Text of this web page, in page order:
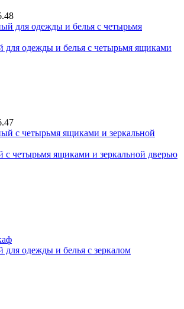
одежды и белья с четырьмя ящиками
четырьмя ящиками и зеркальной дверью
одежды и белья с зеркалом